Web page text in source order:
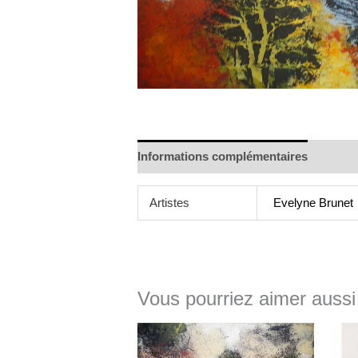
Informations complémentaires
Artistes Evelyne Brunet
Vous pourriez aimer